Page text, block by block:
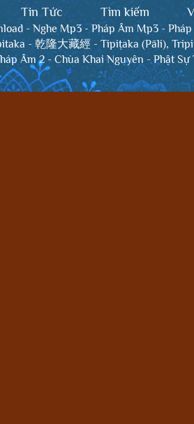
Tin Tức Tìm kiếm
- Nghe Mp3-Pháp Âm Mp3-
- 乾隆大藏經- Tipiṭaka (Pāli),
Âm 2 -Chùa Khai Nguyên -Phật Sự